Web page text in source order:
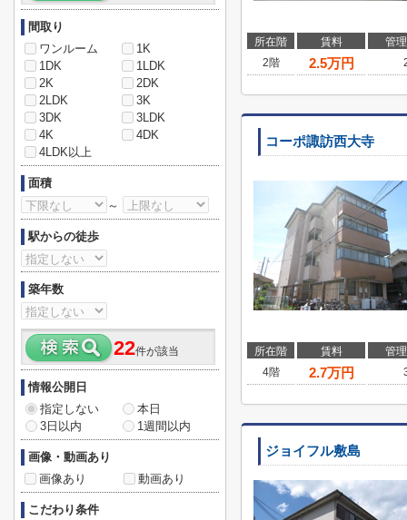
所在階 賃料
管
2階
2.5万円
コーポ諏訪西大寺
所在階 賃料
管
4階
2.7万円
ジョイフル敷島
間取り
ワンルーム
1K
1DK
1LDK
2K
2DK
2LDK
3K
3DK
3LDK
4K
4DK
4LDK以上
面積
～
駅からの徒歩
築年数
22件が該当
情報公開日
指定しない
本日
3日以内
1週間以内
画像・動画あり
画像あり
動画あり
こだわり条件